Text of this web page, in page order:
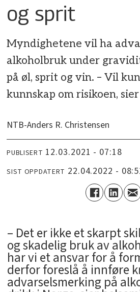
og sprit
Myndighetene vil ha
alkoholbruk under
på øl, sprit og vin. – Vil
kunnskap om risikoen,
NTB-Anders R. Christensen
PUBLISERT 12.03.2021 - 07:18
SIST OPPDATERT 22.04.2022 -
– Det er ikke et skarpt
og skadelig bruk av
har vi et ansvar for å
derfor foreslå å innføre
advarselsmerking på